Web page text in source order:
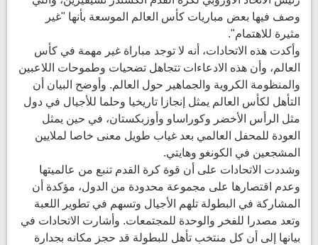
وصف فيها بعض مباريات كأس العالم الموسعة بأنها "غير
مثيرة للاهتمام".
وأكدت هذه الاتحادات، أنه لا توجد مباراة غير مهمة في كأس
العالم، وأن هذه الادعاءات تتجاهل تضحيات وطموحات اللاعبين
والمنظومة الكروية والجماهير حول العالم. وأوضح البيان أن
التأهل لكأس العالم يمثل إنجازا تاريخيا وحلما للأجيال في دول
مثل الرأس الأخضر وكوراساو وأوزبكستان، في حين يمثل
العودة للمحفل العالمي بعد غياب طويل معنى خاصا لملايين
المشجعين في الكونغو وهايتي.
وشددت الاتحادات على أن قوة كرة القدم تنبع من عالميتها
وعدم اقتصارها على مجموعة محدودة من الدول، مؤكدة أن
المشاركة في البطولة تلهم الأجيال وتسهم في تطوير اللعبة
وتعد مصدرا للفخر والوحدة للمجتمعات. وأشارت الاتحادات في
بيانها إلى أن كل منتخب تأهل للبطولة قد حجز مكانه بجدارة